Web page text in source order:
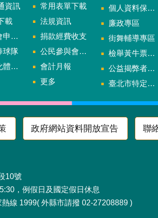
資訊
載
小組
球隊
區
常用表單下載
法規資訊
捐款經費收支
公民參與會議資訊
會計月報
更多
個人資料保護專區
廉政專區
街舞輔導專區
檢舉黃牛票專區
公益揭弊者保護法專區
臺北市特定族群體適能指導證照參考名單申請認可計畫
政府網站資料開放宣告 聯
松山區南京東路4段
，例假日及國定假日休息
線 1999( 外縣市請撥 02-27208889 )